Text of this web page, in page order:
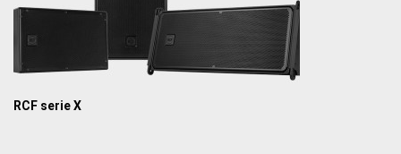
RCF serie X